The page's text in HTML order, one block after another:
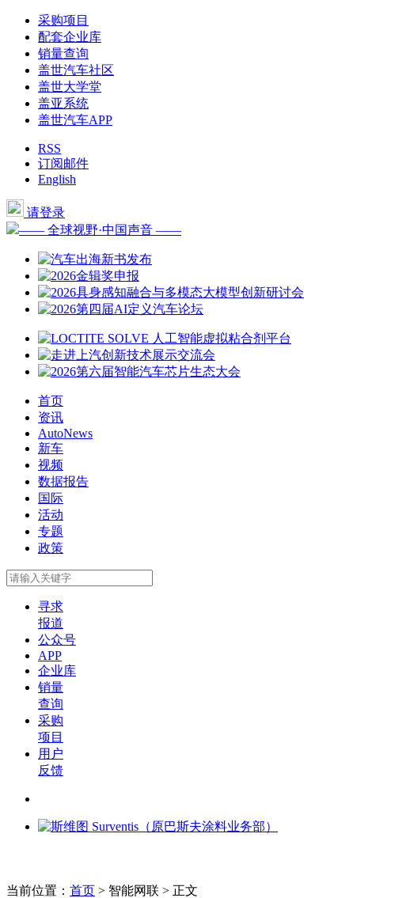
采购项目
配套企业库
销量查询
盖世汽车社区
盖世大学堂
盖亚系统
盖世汽车APP
RSS
订阅邮件
English
请登录
—— 全球视野·中国声音 ——
首页
资讯
AutoNews
新车
视频
数据报告
国际
活动
专题
政策
寻求
报道
公众号
APP
企业库
销量
查询
采购
项目
用户
反馈
当前位置： 首页 > 智能网联 > 正文